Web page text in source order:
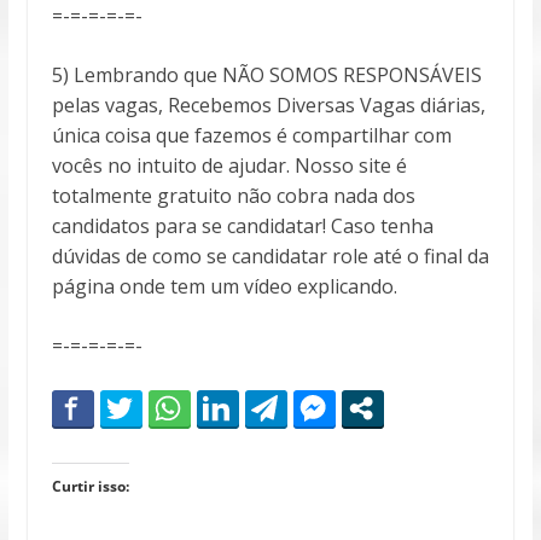
=-=-=-=-=-
5) Lembrando que NÃO SOMOS RESPONSÁVEIS
pelas vagas, Recebemos Diversas Vagas diárias,
única coisa que fazemos é compartilhar com
vocês no intuito de ajudar. Nosso site é
totalmente gratuito não cobra nada dos
candidatos para se candidatar! Caso tenha
dúvidas de como se candidatar role até o final da
página onde tem um vídeo explicando.
=-=-=-=-=-
Curtir isso: